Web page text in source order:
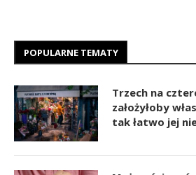
POPULARNE TEMATY
Trzech na
założyłoby
tak łatwo jej